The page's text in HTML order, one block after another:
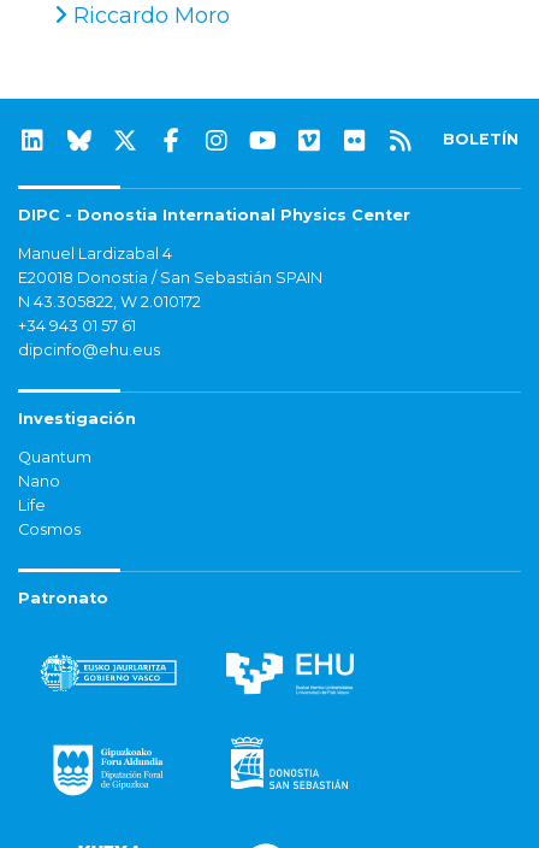
Riccardo Moro
BOLETÍN
DIPC - Donostia International Physics Center
Manuel Lardizabal 4
E20018 Donostia / San Sebastián SPAIN
N 43.305822, W 2.010172
+34 943 01 57 61
dipcinfo@ehu.eus
Investigación
Quantum
Nano
Life
Cosmos
Patronato